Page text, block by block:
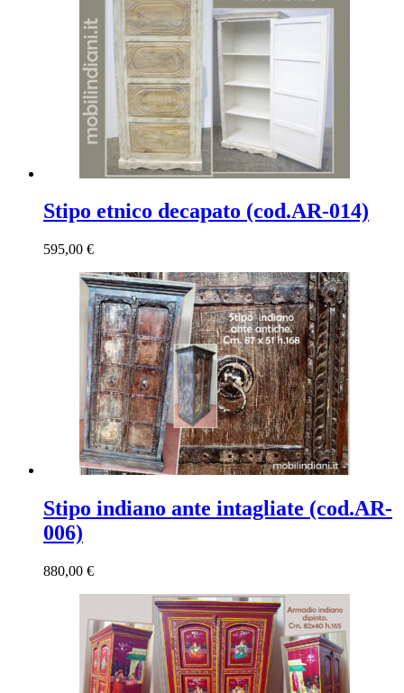
Stipo etnico decapato (cod.AR-014)
595,00 €
Stipo indiano ante intagliate (cod.AR-
006)
880,00 €